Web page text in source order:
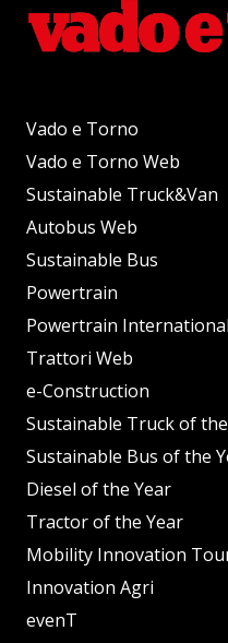
Vado e Torno
Vado e Torno Web
Sustainable Truck&Van
Autobus Web
Sustainable Bus
Powertrain
Powertrain International
Trattori Web
e-Construction
Sustainable Truck of
Sustainable Bus of the
Diesel of the Year
Tractor of the Year
Mobility Innovation
Innovation Agri
evenT